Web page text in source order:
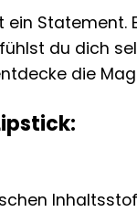
ein Statement.
du dich
die